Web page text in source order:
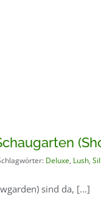
Deluxe, Lush,
sind da, [...]